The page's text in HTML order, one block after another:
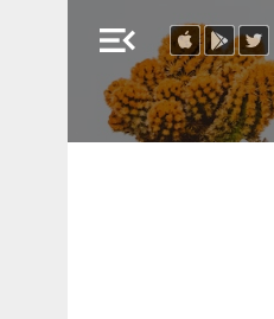
menu_open